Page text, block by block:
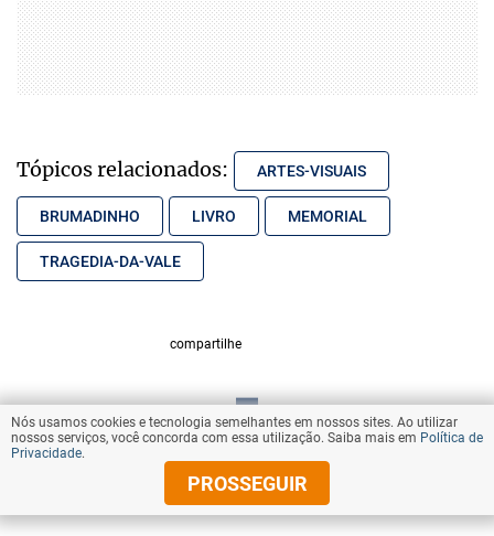
Tópicos relacionados: ARTES-VISUAIS
BRUMADINHO LIVRO MEMORIAL
TRAGEDIA-DA-VALE
compartilhe
VOLTAR AO TOPO
© Copyright 2026 Diários Associados
Nós usamos cookies e tecnologia semelhantes em nossos sites. Ao utilizar
nossos serviços, você concorda com essa utilização. Saiba mais em Política de
Privacidade.
PROSSEGUIR